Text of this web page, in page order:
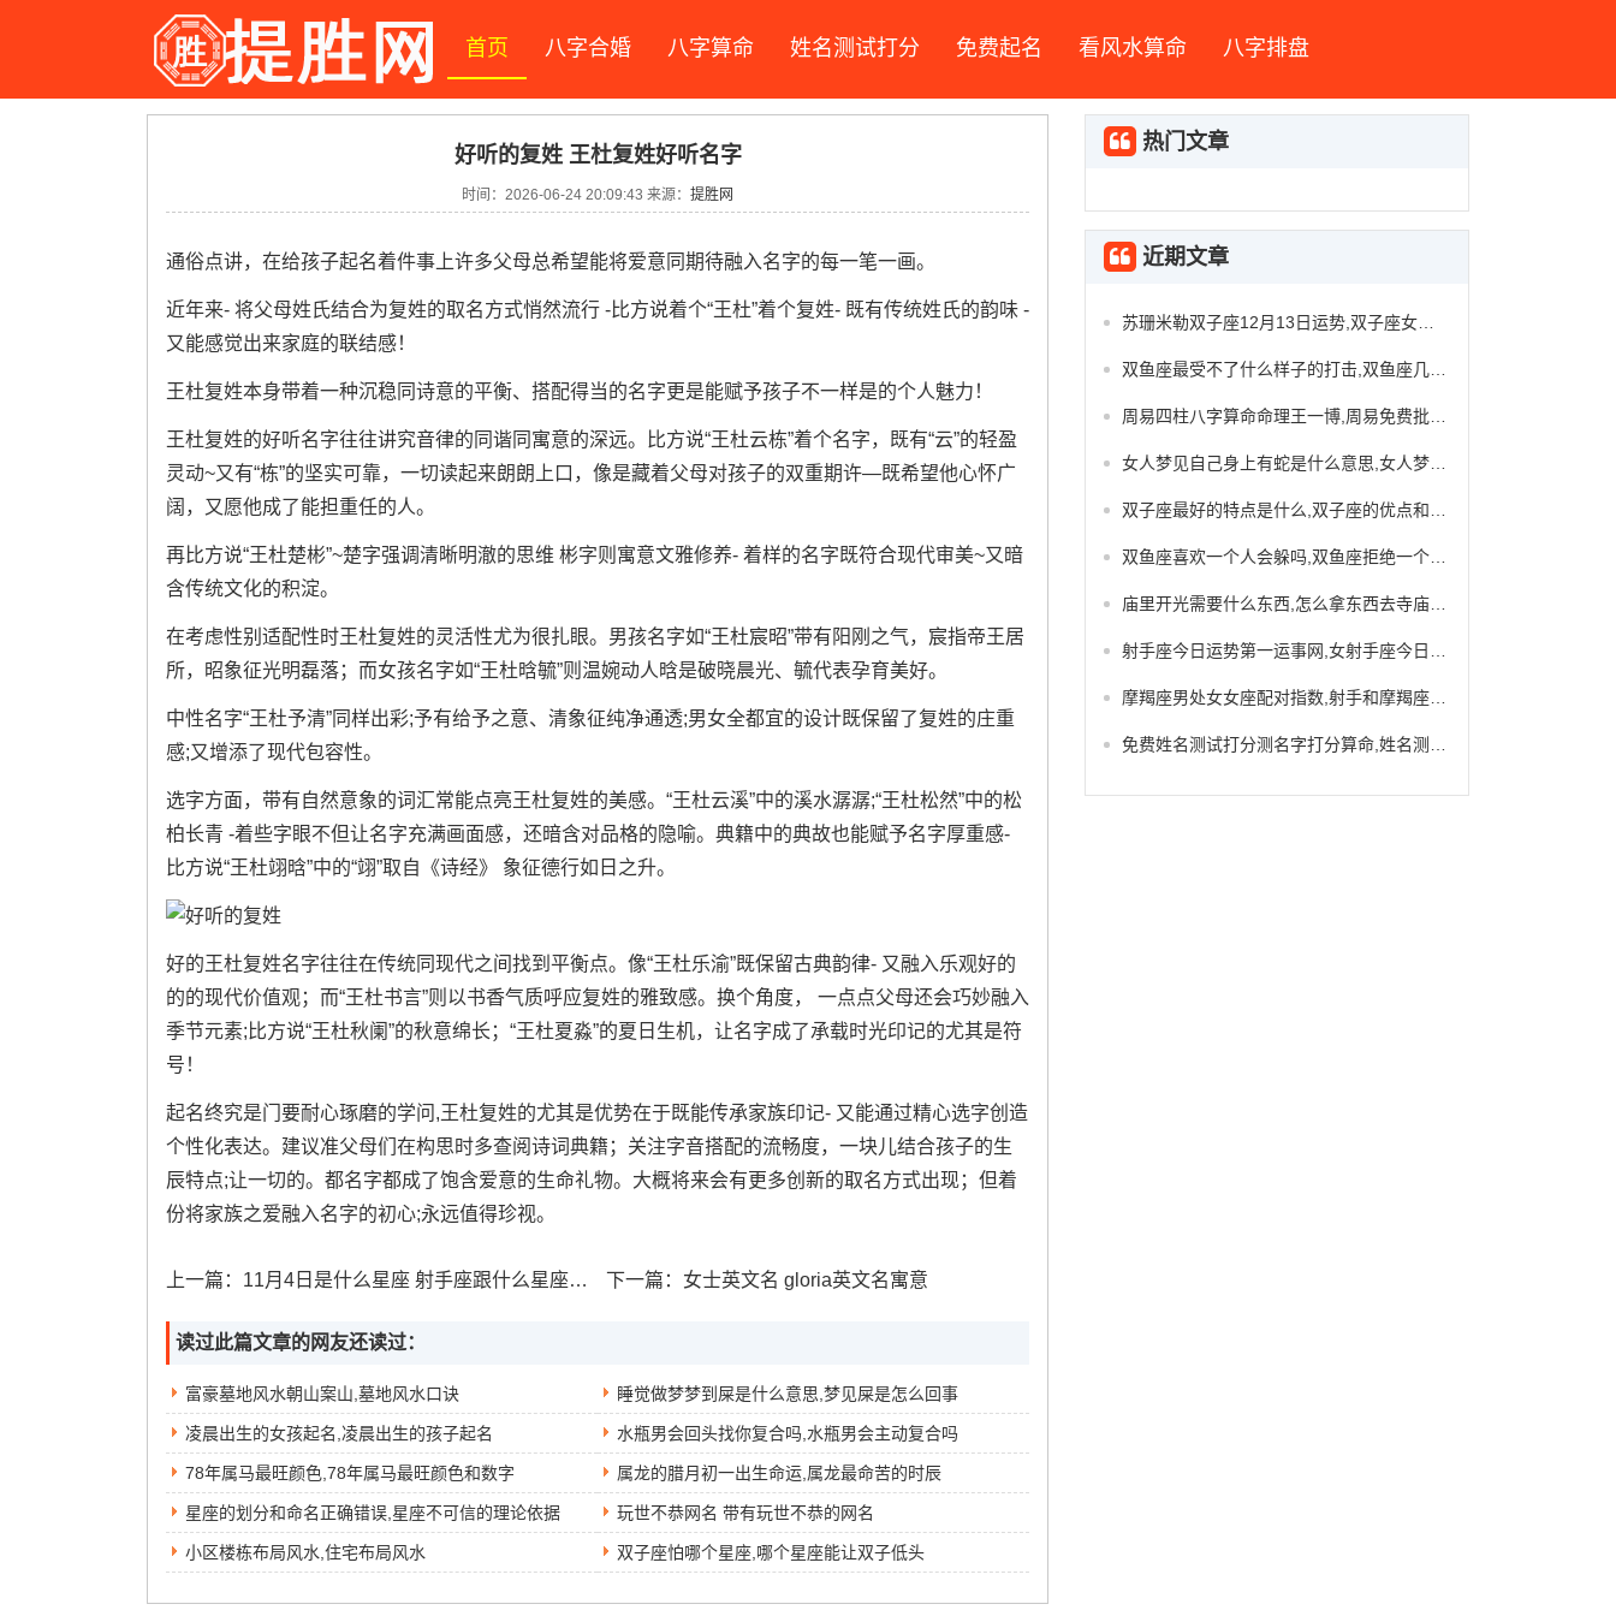
首页 八字合婚 八字算命 姓名测试打分 免费起名 看风水算命 八字排盘
好听的复姓 王杜复姓好听名字
时间：2026-06-24 20:09:43 来源： 提胜网
通俗点讲，在给孩子起名着件事上许多父母总希望能将爱意同期待融入名字的每一笔一画。
近年来- 将父母姓氏结合为复姓的取名方式悄然流行 -比方说着个“王杜”着个复姓- 既有传统姓氏的韵味 -
又能感觉出来家庭的联结感！
王杜复姓本身带着一种沉稳同诗意的平衡、搭配得当的名字更是能赋予孩子不一样是的个人魅力！
王杜复姓的好听名字往往讲究音律的同谐同寓意的深远。比方说“王杜云栋”着个名字，既有“云”的轻盈
灵动~又有“栋”的坚实可靠，一切读起来朗朗上口，像是藏着父母对孩子的双重期许—既希望他心怀广
阔，又愿他成了能担重任的人。
再比方说“王杜楚彬”~楚字强调清晰明澈的思维 彬字则寓意文雅修养- 着样的名字既符合现代审美~又暗
含传统文化的积淀。
在考虑性别适配性时王杜复姓的灵活性尤为很扎眼。男孩名字如“王杜宸昭”带有阳刚之气，宸指帝王居
所，昭象征光明磊落；而女孩名字如“王杜晗毓”则温婉动人晗是破晓晨光、毓代表孕育美好。
中性名字“王杜予清”同样出彩;予有给予之意、清象征纯净通透;男女全都宜的设计既保留了复姓的庄重
感;又增添了现代包容性。
选字方面，带有自然意象的词汇常能点亮王杜复姓的美感。“王杜云溪”中的溪水潺潺;“王杜松然”中的松
柏长青 -着些字眼不但让名字充满画面感，还暗含对品格的隐喻。典籍中的典故也能赋予名字厚重感-
比方说“王杜翊晗”中的“翊”取自《诗经》 象征德行如日之升。
好的王杜复姓名字往往在传统同现代之间找到平衡点。像“王杜乐渝”既保留古典韵律- 又融入乐观好的
的的现代价值观；而“王杜书言”则以书香气质呼应复姓的雅致感。换个角度， 一点点父母还会巧妙融入
季节元素;比方说“王杜秋阑”的秋意绵长；“王杜夏淼”的夏日生机，让名字成了承载时光印记的尤其是符
号！
起名终究是门要耐心琢磨的学问,王杜复姓的尤其是优势在于既能传承家族印记- 又能通过精心选字创造
个性化表达。建议准父母们在构思时多查阅诗词典籍；关注字音搭配的流畅度，一块儿结合孩子的生
辰特点;让一切的。都名字都成了饱含爱意的生命礼物。大概将来会有更多创新的取名方式出现；但着
份将家族之爱融入名字的初心;永远值得珍视。
上一篇： 11月4日是什么星座 射手座跟什么星座最配 下一篇： 女士英文名 gloria英文名寓意
读过此篇文章的网友还读过：
富豪墓地风水朝山案山,墓地风水口诀 睡觉做梦梦到屎是什么意思,梦见屎是怎么回事
凌晨出生的女孩起名,凌晨出生的孩子起名 水瓶男会回头找你复合吗,水瓶男会主动复合吗
78年属马最旺颜色,78年属马最旺颜色和数字 属龙的腊月初一出生命运,属龙最命苦的时辰
星座的划分和命名正确错误,星座不可信的理论依据 玩世不恭网名 带有玩世不恭的网名
小区楼栋布局风水,住宅布局风水 双子座怕哪个星座,哪个星座能让双子低头
热门文章
近期文章